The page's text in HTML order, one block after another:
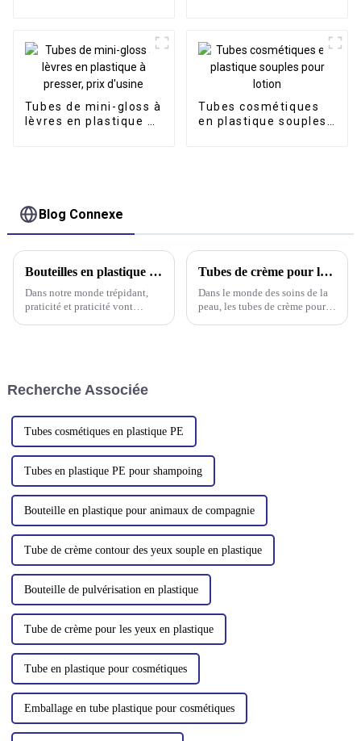
pour cosmétiques
Tubes de mini-gloss à
lèvres en plastique à
Tubes cosmétiques
en plastique souples
Blog Connexe
Bouteilles en plastique avec pompe : une solution écologique pour les soins personnels
Dans notre monde trépidant,
praticité et praticité vont
hydroalcoolique et la lotion,
Tubes de crème pour le corps, indispensables toute l'année
Dans le monde des soins de la
peau, les tubes de crème pour le
Recherche Associée
Tubes cosmétiques en plastique PE
Tubes en plastique PE pour shampoing
Bouteille en plastique pour animaux de compagnie
Tube de crème contour des yeux souple en plastique
Bouteille de pulvérisation en plastique
Tube de crème pour les yeux en plastique
Tube en plastique pour cosmétiques
Emballage en tube plastique pour cosmétiques